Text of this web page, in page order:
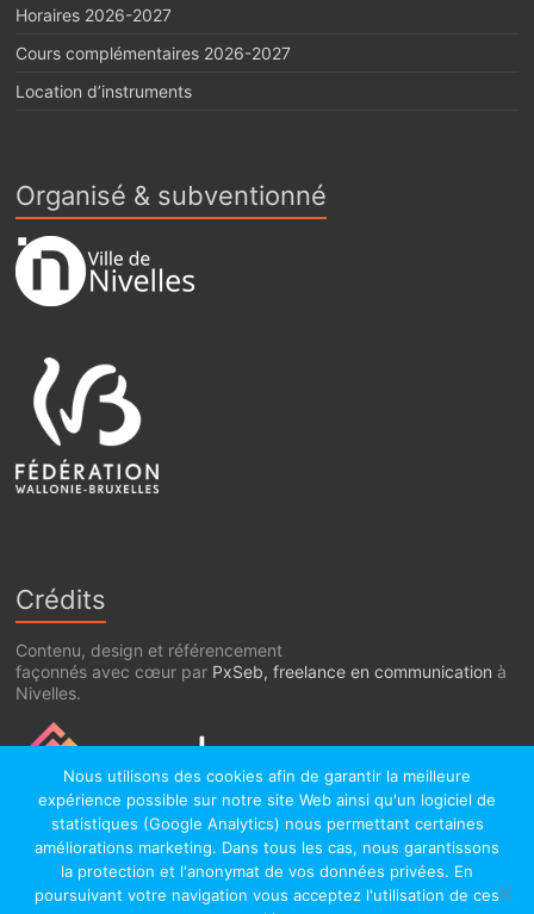
Horaires 2026-2027
Cours complémentaires 2026-2027
Location d’instruments
Organisé & subventionné
Crédits
Contenu, design et référencement
façonnés avec cœur par PxSeb, freelance en communication à
Nivelles.
Nous utilisons des cookies afin de garantir la meilleure
expérience possible sur notre site Web ainsi qu'un logiciel de
statistiques (Google Analytics) nous permettant certaines
améliorations marketing. Dans tous les cas, nous garantissons
la protection et l'anonymat de vos données privées. En
poursuivant votre navigation vous acceptez l'utilisation de ces